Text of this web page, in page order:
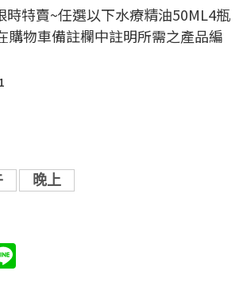
時特賣~任選以下水療精油50ML4瓶
購物車備註欄中註明所需之產品編
晚上